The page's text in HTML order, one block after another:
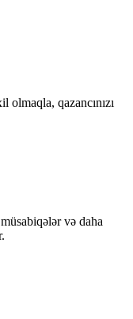
olmaqla, qazancınızı
və daha